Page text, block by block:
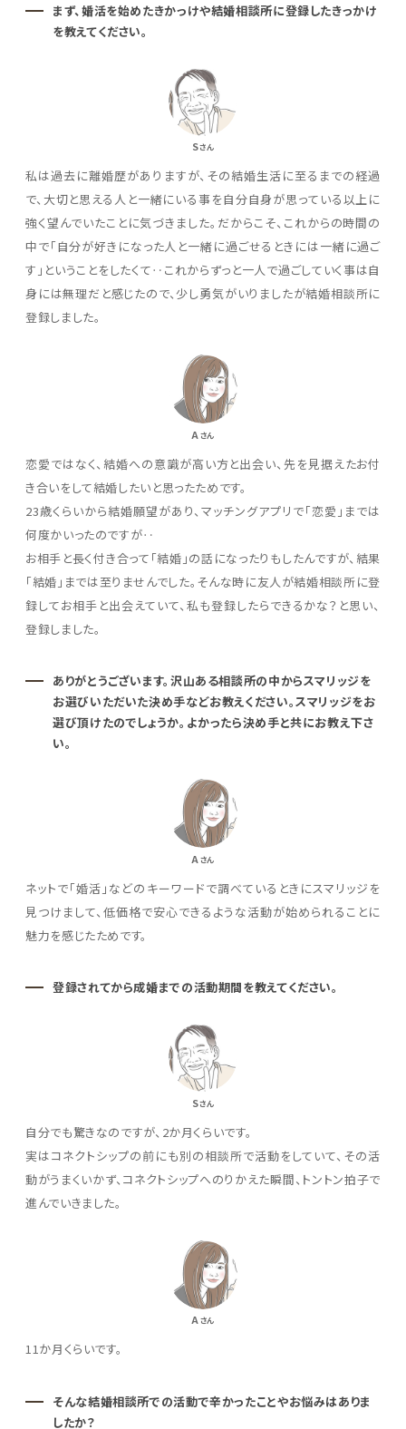
まず、婚活を始めたきかっけや結婚相談所に登録したきっかけ
を教えてください。
Sさん
私は過去に離婚歴がありますが、その結婚生活に至るまでの経過
で、大切と思える人と一緒にいる事を自分自身が思っている以上に
強く望んでいたことに気づきました。だからこそ、これからの時間の
中で「自分が好きになった人と一緒に過ごせるときには一緒に過ご
す」ということをしたくて‥これからずっと一人で過ごしていく事は自
身には無理だと感じたので、少し勇気がいりましたが結婚相談所に
登録しました。
Aさん
恋愛ではなく、結婚への意識が高い方と出会い、先を見据えたお付
き合いをして結婚したいと思ったためです。
23歳くらいから結婚願望があり、マッチングアプリで「恋愛」までは
何度かいったのですが‥
お相手と長く付き合って「結婚」の話になったりもしたんですが、結果
「結婚」までは至りませんでした。そんな時に友人が結婚相談所に登
録してお相手と出会えていて、私も登録したらできるかな？と思い、
登録しました。
ありがとうございます。沢山ある相談所の中からスマリッジを
お選びいただいた決め手などお教えください。スマリッジをお
選び頂けたのでしょうか。よかったら決め手と共にお教え下さ
い。
Aさん
ネットで「婚活」などのキーワードで調べているときにスマリッジを
見つけまして、低価格で安心できるような活動が始められることに
魅力を感じたためです。
登録されてから成婚までの活動期間を教えてください。
Sさん
自分でも驚きなのですが、2か月くらいです。
実はコネクトシップの前にも別の相談所で活動をしていて、その活
動がうまくいかず、コネクトシップへのりかえた瞬間、トントン拍子で
進んでいきました。
Aさん
11か月くらいです。
そんな結婚相談所での活動で辛かったことやお悩みはありま
したか？